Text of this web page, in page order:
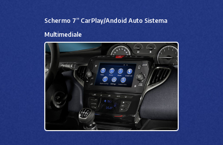
Schermo 7” CarPlay/Andoid Auto Sistema
Multimediale